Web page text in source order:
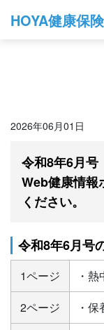
HOYA健康保
2026年06月01日
令和8年6月号
Web健康情報
ください。
令和8年6月号
1ページ
・
2ページ
・